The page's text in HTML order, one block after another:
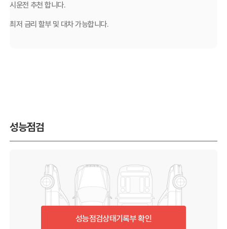
시운전 추천 합니다.
최저 금리 할부 및 대차 가능합니다.
성능점검
성능점검상태기록부 확인